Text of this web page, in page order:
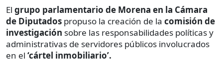
El grupo parlamentario de Morena en la Cámara
de Diputados propuso la creación de la comisión de
investigación sobre las responsabilidades políticas y
administrativas de servidores públicos involucrados
en el ‘cártel inmobiliario’.